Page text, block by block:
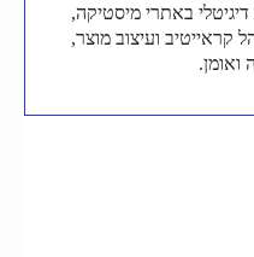
משנת 1999, כתב דיגיטלי באתרי מיסטיקה,
קראייטיב ועיצוב מוצר,
ואומן.